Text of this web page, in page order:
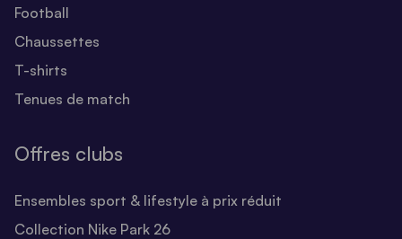
Football
Chaussettes
T-shirts
Tenues de match
Offres clubs
Ensembles sport & lifestyle à prix réduit
Collection Nike Park 26